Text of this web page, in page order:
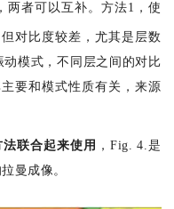
，两者可以互补。方法1，使
对比度较差，尤其是层数
模式，不同层之间的对比
要和模式性质有关，来源
联合起来使用
，Fig. 4.是
曼成像。